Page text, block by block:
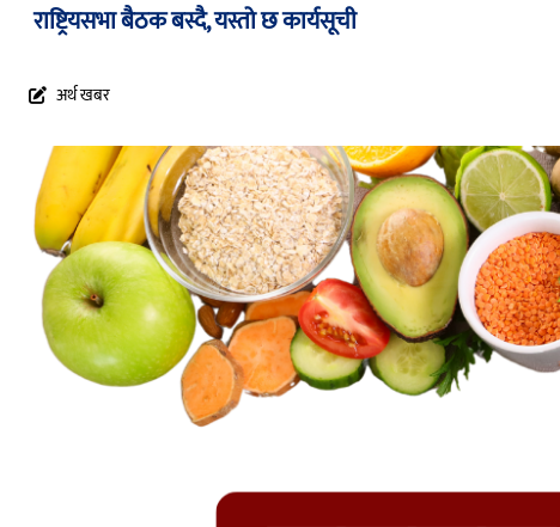
राष्ट्रियसभा बैठक बस्दै, यस्तो छ कार्यसूची
अर्थ खबर